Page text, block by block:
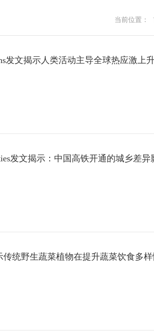
当前位置：
发文揭示人类活动主导全球热应激上
发文揭示：中国高铁开通的城乡差异
统野生蔬菜植物在提升蔬菜饮食多